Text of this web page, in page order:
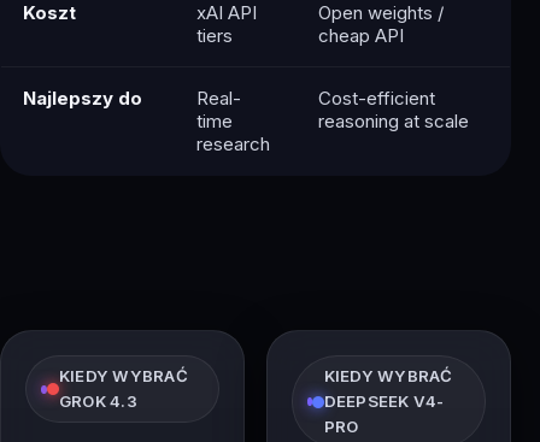
Koszt
xAI API
tiers
Open weights /
cheap API
Najlepszy do
Real-
time
research
Cost-efficient
reasoning at scale
KIEDY WYBRAĆ
GROK 4.3
KIEDY WYBRAĆ
DEEPSEEK V4-
PRO